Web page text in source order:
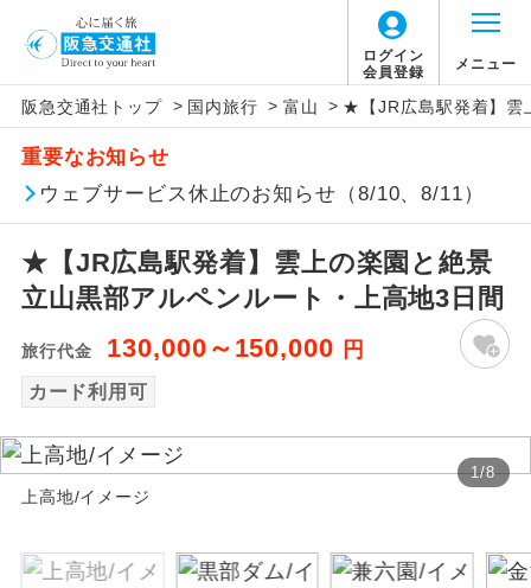
ログイン
会員登録
メニュー
阪急交通社トップ > 国内旅行 > 富山 > ★【JR広島駅発着】雲
重要なお知らせ
ウェブサービス休止のお知らせ（8/10、8/11）
★【JR広島駅発着】雲上の楽園と絶景
立山黒部アルペンルート・上高地3日間
旅行代金 130,000～150,000 円
カード利用可
1/8
上高地/イメージ
アイコン 説明
添乗員同行
往路出発空港（駅）から復路到着空港
（駅）まで同行します。
現地添乗員同
現地到着空港（駅）から最終日出発空港
（駅）まで添乗員が同行します。
バスガイド乗
バスガイドが乗務し、車内での観光案内
新コース 初登場のコースです。
世界遺産
絶景 絶景スポットに立ち寄るコースです。